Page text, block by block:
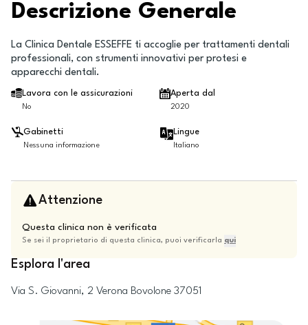
Descrizione Generale
La Clinica Dentale ESSEFFE ti accoglie per trattamenti dentali
professionali, con strumenti innovativi per protesi e
apparecchi dentali.
Lavora con le assicurazioni
No
Aperta dal
2020
Gabinetti
Nessuna informazione
Lingue
Italiano
Attenzione
Questa clinica non è verificata
Se sei il proprietario di questa clinica, puoi verificarla qui
Esplora l'area
Via S. Giovanni, 2 Verona Bovolone 37051